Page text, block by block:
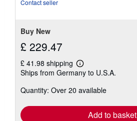
Contact seller
Buy New
£ 229.47
£ 41.98 shipping
Learn
more
shipping
Ships from Germany to U.S.A.
Quantity: Over 20 available
Add to basket